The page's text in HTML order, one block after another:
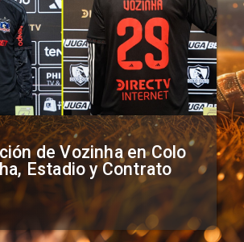
de Vozinha en Colo
Estadio y Contrato